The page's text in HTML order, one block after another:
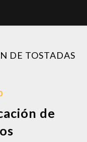
DE TOSTADAS
de